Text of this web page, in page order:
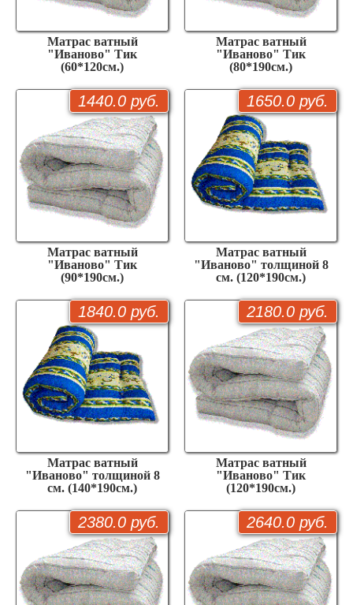
Матрас ватный
"Иваново" Тик
(60*120см.)
Матрас ватный
"Иваново" Тик
(80*190см.)
Матрас ватный
"Иваново" Тик
(90*190см.)
1440.0 руб.
Матрас ватный
"Иваново" толщиной 8
см. (120*190см.)
1650.0 руб.
Матрас ватный
"Иваново" толщиной 8
см. (140*190см.)
1840.0 руб.
Матрас ватный
"Иваново" Тик
(120*190см.)
2180.0 руб.
2380.0 руб. 2640.0 руб.